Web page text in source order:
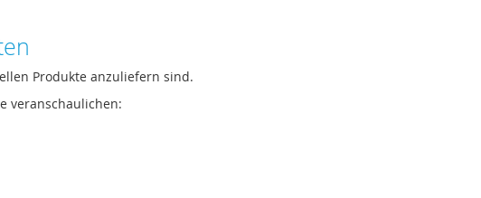
Produkte anzuliefern sind.
veranschaulichen: